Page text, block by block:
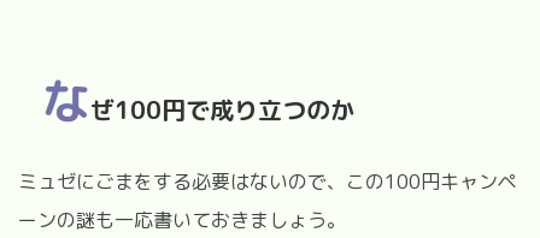
なぜ100円で成り立つのか
ミュゼにごまをする必要はないので、この100円キャンペ
ーンの謎も一応書いておきましょう。